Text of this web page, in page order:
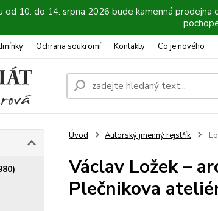
od 10. do 14. srpna 2026 bude kamenná
Ochrana soukromí Kontakty Co je nového
Úvod Autorský jmenný rejstřík
Václav Ložek –
Plečnikova